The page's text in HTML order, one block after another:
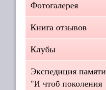
Фотогалерея
Книга отзывов
Клубы
Экспедиция памяти
"И чтоб поколения